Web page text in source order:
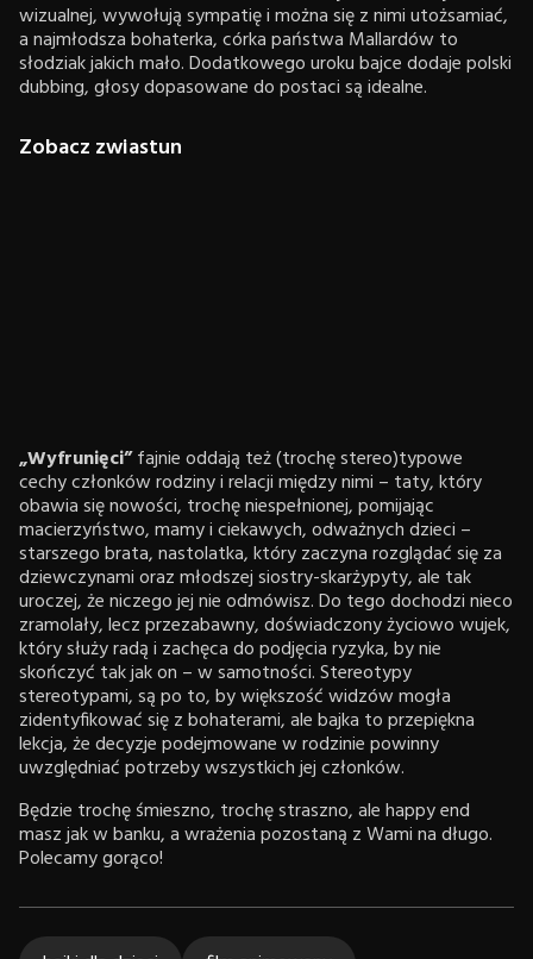
wizualnej, wywołują sympatię i można się z nimi utożsamiać,
a najmłodsza bohaterka, córka państwa Mallardów to
słodziak jakich mało. Dodatkowego uroku bajce dodaje polski
dubbing, głosy dopasowane do postaci są idealne.
Zobacz zwiastun
„Wyfrunięci”fajnie oddają też (trochę stereo)typowe
cechy członków rodziny i relacji między nimi – taty, który
obawia się nowości, trochę niespełnionej, pomijając
macierzyństwo, mamy i ciekawych, odważnych dzieci –
starszego brata, nastolatka, który zaczyna rozglądać się za
dziewczynami oraz młodszej siostry-skarżypyty, ale tak
uroczej, że niczego jej nie odmówisz. Do tego dochodzi nieco
zramolały, lecz przezabawny, doświadczony życiowo wujek,
który służy radą i zachęca do podjęcia ryzyka, by nie
skończyć tak jak on – w samotności. Stereotypy
stereotypami, są po to, by większość widzów mogła
zidentyfikować się z bohaterami, ale bajka to przepiękna
lekcja, że decyzje podejmowane w rodzinie powinny
uwzględniać potrzeby wszystkich jej członków.
Będzie trochę śmieszno, trochę straszno, ale happy end
masz jak w banku, a wrażenia pozostaną z Wami na długo.
Polecamy gorąco!